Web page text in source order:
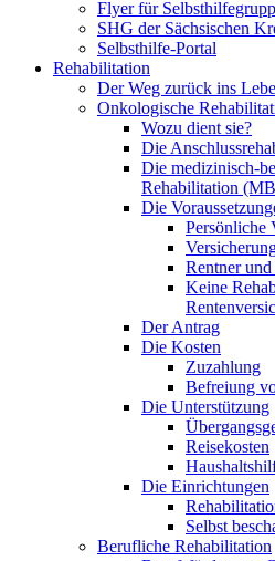
Flyer für
SHG der Sächsischen
Selbsthilfe-Portal
Rehabilitation
Der Weg zurück ins
Onkologische
Wozu dient sie?
Die
Die medizinisch-
Rehabilitation
Die
Persönliche
Rentner
Keine
Der Antrag
Die Kosten
Zuzahlung
Befreiung
Die Unterstützung
Reisekosten
Die Einrichtungen
Selbst
Berufliche Rehabilitation